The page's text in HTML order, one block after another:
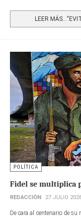
LEER
POLÍTICA
Fidel se multiplica
REDACCIÓN 27 JULIO
De cara al centenario de